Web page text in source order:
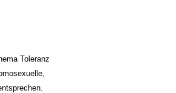
Toleranz